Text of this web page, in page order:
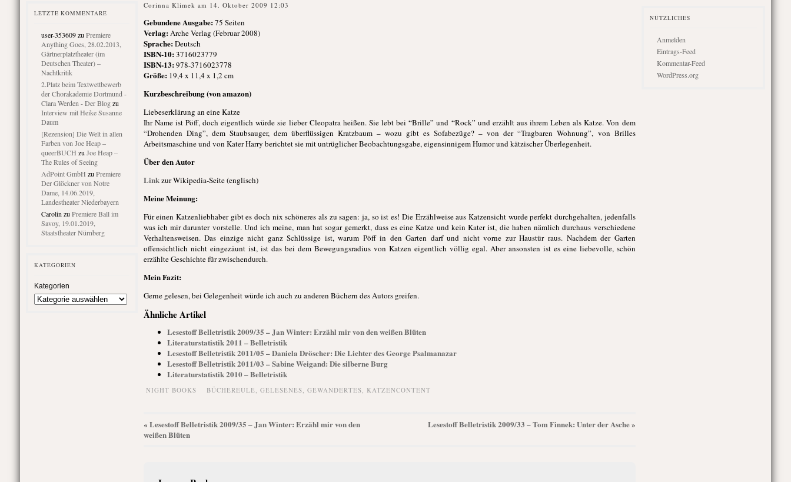
LETZTE KOMMENTARE
user-353609zu Premiere
Anything Goes, 28.02.2013,
Gärtnerplatztheater (im
Deutschen Theater) –
Nachtkritik
2.Platz beim Textwettbewerb
der Chorakademie Dortmund -
Clara Werden - Der Blogzu
Interview mit Heike Susanne
Daum
[Rezension] Die Welt in allen
Farben von Joe Heap –
queerBUCH zu Joe Heap –
The Rules of Seeing
AdPoint GmbH zu Premiere
Der Glöckner von Notre
Dame, 14.06.2019,
Landestheater Niederbayern
Carolin zu Premiere Ball im
Savoy, 19.01.2019,
Staatstheater Nürnberg
KATEGORIEN
Kategorien
Corinna Klimek am 14. Oktober 2009 12:03
Gebundene Ausgabe:75 Seiten
Verlag:Arche Verlag (Februar 2008)
Sprache:Deutsch
ISBN-10:3716023779
ISBN-13:978-3716023778
Größe:19,4 x 11,4 x 1,2 cm
Kurzbeschreibung (von amazon)
Liebeserklärung an eine Katze
Ihr Name ist Pöff, doch eigentlich würde sie lieber Cleopatra heißen. Sie lebt bei “Brille” und “Rock” und erzählt aus ihrem Leben als Katze. Von dem
“Drohenden Ding”, dem Staubsauger, dem überflüssigen Kratzbaum – wozu gibt es Sofabezüge? – von der “Tragbaren Wohnung”, von Brilles
Arbeitsmaschine und von Kater Harry berichtet sie mit untrüglicher Beobachtungsgabe, eigensinnigem Humor und kätzischer Überlegenheit.
Über den Autor
Linkzur Wikipedia-Seite (englisch)
Meine Meinung:
Für einen Katzenliebhaber gibt es doch nix schöneres als zu sagen: ja, so ist es! Die Erzählweise aus Katzensicht wurde perfekt durchgehalten, jedenfalls
was ich mir darunter vorstelle. Und ich meine, man hat sogar gemerkt, dass es eine Katze und kein Kater ist, die haben nämlich durchaus verschiedene
Verhaltensweisen. Das einzige nicht ganz Schlüssige ist, warum Pöff in den Garten darf und nicht vorne zur Haustür raus. Nachdem der Garten
offensichtlich nicht eingezäunt ist, ist das bei dem Bewegungsradius von Katzen eigentlich völlig egal. Aber ansonsten ist es eine liebevolle, schön
erzählte Geschichte für zwischendurch.
Mein Fazit:
Gerne gelesen, bei Gelegenheit würde ich auch zu anderen Büchern des Autors greifen.
Ähnliche Artikel
Lesestoff Belletristik 2009/35 – Jan Winter: Erzähl mir von den weißen Blüten
Literaturstatistik 2011 – Belletristik
Lesestoff Belletristik 2011/05 – Daniela Dröscher: Die Lichter des George Psalmanazar
Lesestoff Belletristik 2011/03 – Sabine Weigand: Die silberne Burg
Literaturstatistik 2010 – Belletristik
NIGHT BOOKS BÜCHEREULE, GELESENES, GEWANDERTES, KATZENCONTENT
« Lesestoff Belletristik 2009/35 – Jan Winter: Erzähl mir von den
weißen Blüten
Lesestoff Belletristik 2009/33 – Tom Finnek: Unter der Asche»
NÜTZLICHES
Anmelden
Eintrags-Feed
Kommentar-Feed
WordPress.org